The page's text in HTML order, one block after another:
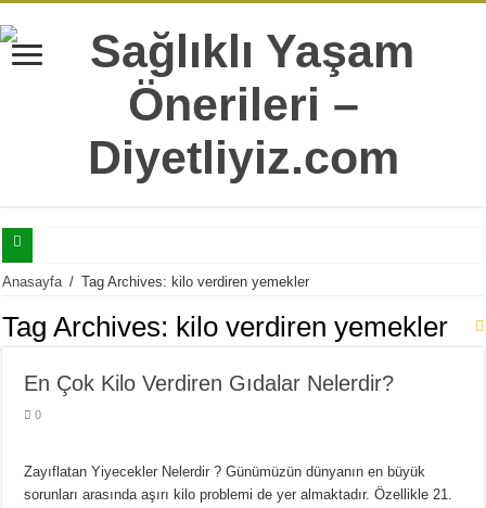
Selülitler İle Mücadele Edebilmeniz İçin Mutlaka Bilmeniz Gereken 7 Bilgi
Tatlı Yeme İstediğinizi Şıp Diye Kesecek 11 Sağlıklı Alternatif
Yaş İlerledikçe Metabolizmanın Daha Çok İhtiyaç Duyduğu 20 Besin
Hergün Güne Yulaf İle Başlamanız İçin 10 Çok Sağlıklı Sebep
Diyette Karbonhidratlar Ne İşe Yarıyor?
Anasayfa / Tag Archives: kilo verdiren yemekler
Tag Archives: kilo verdiren yemekler
En Çok Kilo Verdiren Gıdalar Nelerdir?
0
Zayıflatan Yiyecekler Nelerdir ? Günümüzün dünyanın en büyük
sorunları arasında aşırı kilo problemi de yer almaktadır. Özellikle 21.